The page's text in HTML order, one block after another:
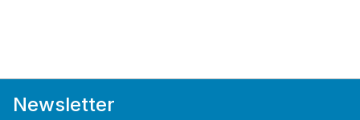
Newsletter